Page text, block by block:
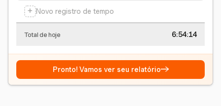
+ Novo registro de tempo
Total de hoje 6:54:15
Pronto! Vamos ver seu relatório→